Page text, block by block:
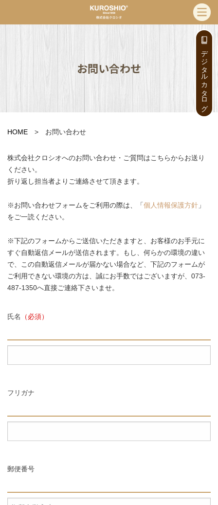
デジタルカタログ
お問い合わせ
HOME > お問い合わせ
株式会社クロシオへのお問い合わせ・ご質問はこちらからお送り
ください。
折り返し担当者よりご連絡させて頂きます。
※お問い合わせフォームをご利用の際は、「個人情報保護方針 」
をご一読ください。
※下記のフォームからご送信いただきますと、お客様のお手元に
すぐ自動返信メールが送信されます。もし、何らかの環境の違い
で、この自動返信メールが届かない場合など、下記のフォームが
ご利用できない環境の方は、誠にお手数ではございますが、073-
487-1350へ直接ご連絡下さいませ。
氏名 （必須）
フリガナ
郵便番号